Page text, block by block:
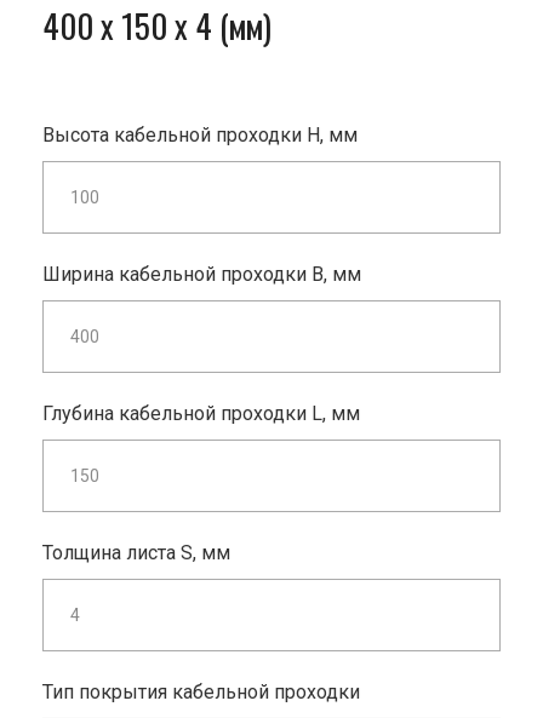
400 x 150 x 4 (мм)
Высота кабельной проходки H, мм
Ширина кабельной проходки B, мм
Глубина кабельной проходки L, мм
Толщина листа S, мм
Тип покрытия кабельной проходки